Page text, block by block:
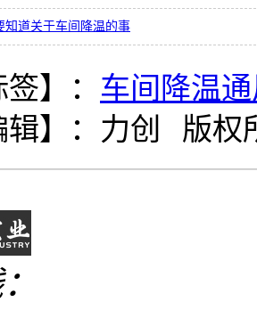
知道关于车间降温的事
】： 车间降温
】： 力创 版权